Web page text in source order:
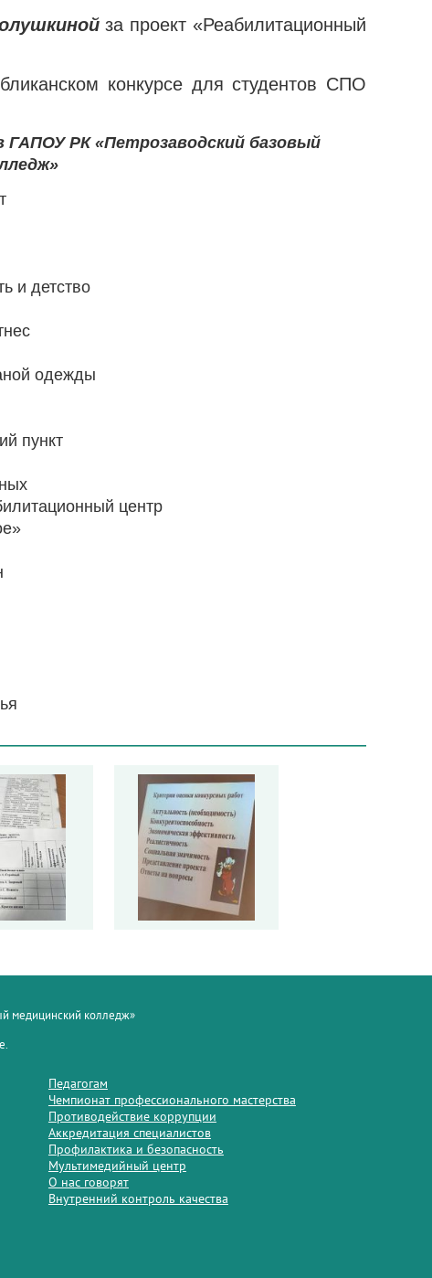
за проект «Реабилитационный
конкурсе для студентов СПО
ГАПОУ РК «Петрозаводский базовый
и детство
одежды
пункт
центр
медицинский колледж»
Педагогам
Чемпионат профессионального мастерства
Противодействие коррупции
Аккредитация специалистов
Профилактика и безопасность
Мультимедийный центр
О нас говорят
Внутренний контроль качества